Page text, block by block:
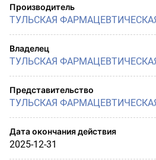
Производитель
ТУЛЬСКАЯ
Владелец
ТУЛЬСКАЯ
Представительство
ТУЛЬСКАЯ
Дата окончания действия
2025-12-31